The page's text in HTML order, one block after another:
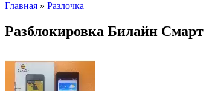
Главная » Разлочка
Разблокировка Билайн Смарт